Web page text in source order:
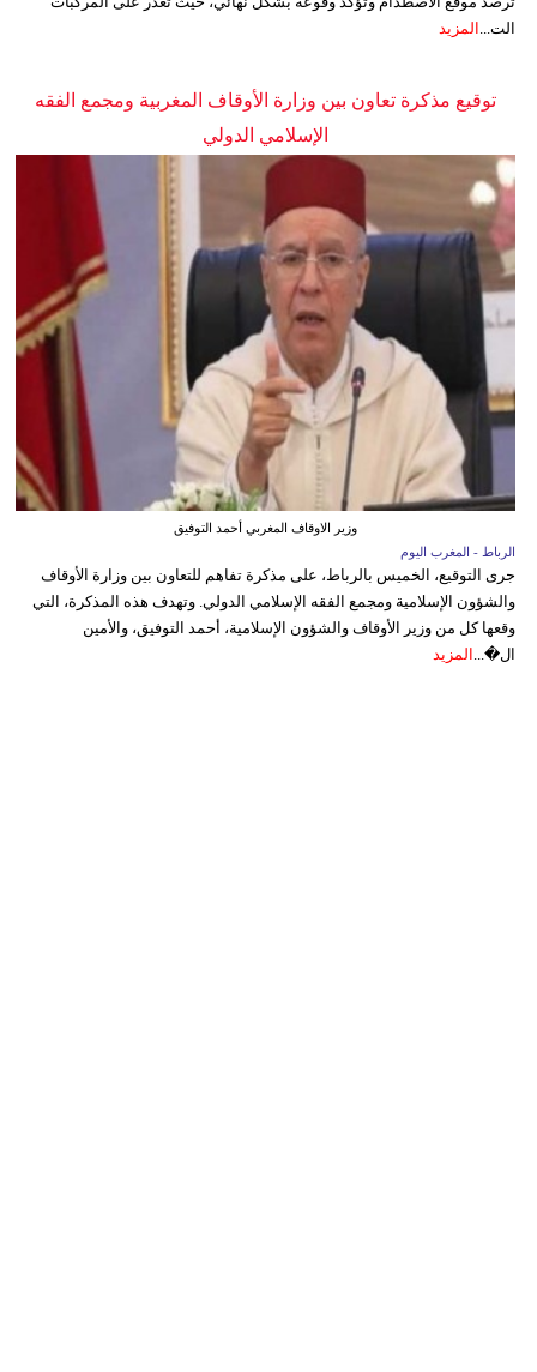
الت... المزيد
توقيع مذكرة تعاون بين وزارة الأوقاف المغربية ومجمع الفقه
الإسلامي الدولي
وزير الاوقاف المغربي أحمد التوفيق
الرباط - المغرب اليوم
جرى التوقيع، الخميس بالرباط، على مذكرة تفاهم للتعاون بين وزارة الأوقاف
والشؤون الإسلامية ومجمع الفقه الإسلامي الدولي. وتهدف هذه المذكرة، التي
وقعها كل من وزير الأوقاف والشؤون الإسلامية، أحمد التوفيق، والأمين
ال�... المزيد